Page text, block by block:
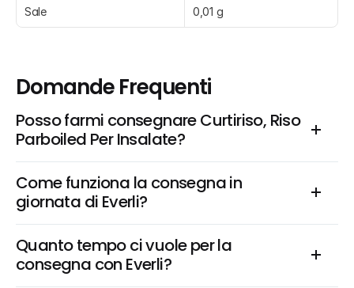
Sale 0,01 g
Domande Frequenti
Posso farmi consegnare Curtiriso, Riso
Parboiled Per Insalate?
Come funziona la consegna in
giornata di Everli?
Quanto tempo ci vuole per la
consegna con Everli?